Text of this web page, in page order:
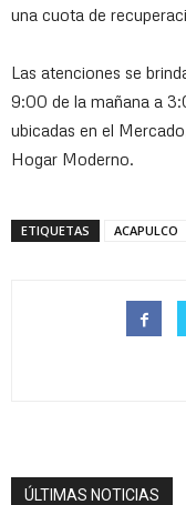
una cuota de
Las atenciones se
9:00 de la mañana a
ubicadas en el
Hogar Moderno.
ETIQUETAS ACAPULCO
ÚLTIMAS NOTICIAS